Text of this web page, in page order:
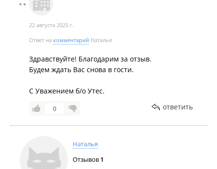
22 августа 2025 г.
Ответ на комментарий Наталья
Здравствуйте! Благодарим за отзыв.
Будем ждать Вас снова в гости.
С Уважением б/о Утес.
0 ответить
Наталья
Отзывов 1